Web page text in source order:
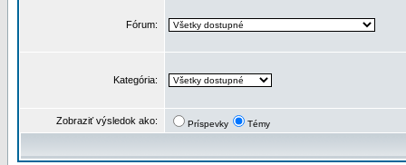
Fórum:
Kategória:
Zobraziť výsledok ako: Príspevky Témy